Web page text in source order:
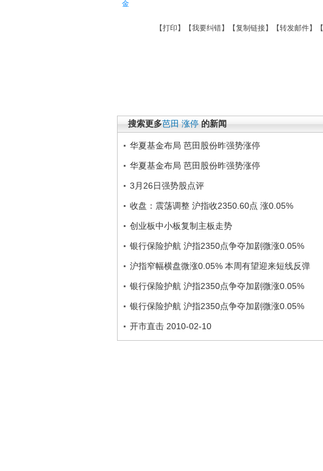
金
【打印 】【我要纠错】【复制链接】【转发邮件】【
搜索更多芭田 涨停 的新闻
华夏基金布局 芭田股份昨强势涨停
华夏基金布局 芭田股份昨强势涨停
3月26日强势股点评
收盘：震荡调整 沪指收2350.60点 涨0.05%
创业板中小板复制主板走势
银行保险护航 沪指2350点争夺加剧微涨0.05%
沪指窄幅横盘微涨0.05% 本周有望迎来短线反弹
银行保险护航 沪指2350点争夺加剧微涨0.05%
银行保险护航 沪指2350点争夺加剧微涨0.05%
开市直击 2010-02-10